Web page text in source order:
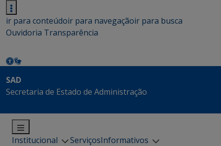
ir para conteúdoir para navegaçãoir para busca
Ouvidoria Transparência
SAD
Secretaria de Estado de Administração
Institucional ServiçosInformativos